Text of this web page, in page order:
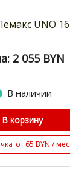
UNO 16
2 055 BYN
В наличии
В корзину
от 65 BYN / мес